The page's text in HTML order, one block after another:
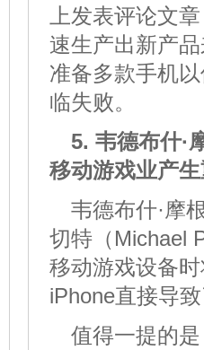
上发表评论文
速生产出新产
准备多款手机
临失败。
5. 韦德布什
移动游戏业产
韦德布什·摩
切特（Michael
移动游戏设备
iPhone直接导
值得一提的